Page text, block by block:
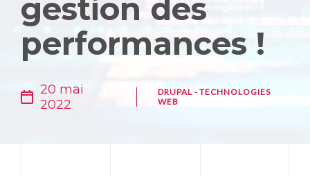
gestion des
performances !
20 mai
2022
DRUPAL -TECHNOLOGIES
WEB